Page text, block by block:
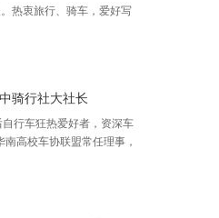
热衷旅行、骑车，爱好写
骑行社大社长
行车狂热爱好者，资深车
高校车协联盟常任理事，